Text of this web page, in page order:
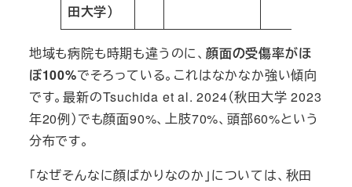
田大学）
地域も病院も時期も違うのに、 顔面の受傷率がほ
ぼ100%でそろっている。これはなかなか強い傾向
です。最新のTsuchida et al. 2024（秋田大学 2023
年20例）でも顔面90%、上肢70%、頭部60%という
分布です。
「なぜそんなに顔ばかりなのか」については、秋田